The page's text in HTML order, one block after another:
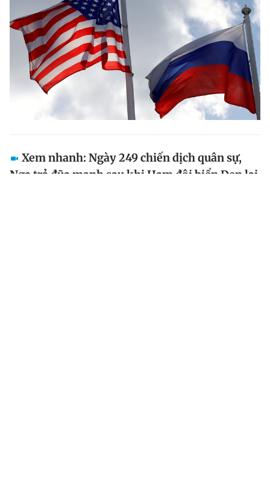
Xem nhanh: Ngày 249 chiến dịch quân sự,
Nga trả đũa mạnh sau khi Hạm đội biển Đen lại